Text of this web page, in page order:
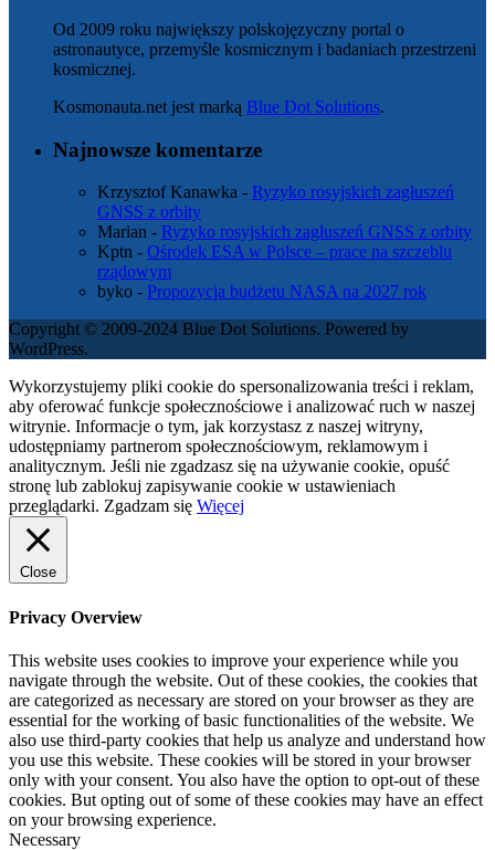
Od 2009 roku największy polskojęzyczny portal o
astronautyce, przemyśle kosmicznym i badaniach przestrzeni
kosmicznej.
Kosmonauta.net jest marką Blue Dot Solutions.
Najnowsze komentarze
Krzysztof Kanawka - Ryzyko rosyjskich zagłuszeń
GNSS z orbity
Marian - Ryzyko rosyjskich zagłuszeń GNSS z orbity
Kptn - Ośrodek ESA w Polsce – prace na szczeblu
rządowym
byko - Propozycja budżetu NASA na 2027 rok
Copyright © 2009-2024 Blue Dot Solutions. Powered by
WordPress.
Wykorzystujemy pliki cookie do spersonalizowania treści i reklam,
aby oferować funkcje społecznościowe i analizować ruch w naszej
witrynie. Informacje o tym, jak korzystasz z naszej witryny,
udostępniamy partnerom społecznościowym, reklamowym i
analitycznym. Jeśli nie zgadzasz się na używanie cookie, opuść
stronę lub zablokuj zapisywanie cookie w ustawieniach
przeglądarki. Zgadzam się Więcej
Close
Privacy Overview
This website uses cookies to improve your experience while you
navigate through the website. Out of these cookies, the cookies that
are categorized as necessary are stored on your browser as they are
essential for the working of basic functionalities of the website. We
also use third-party cookies that help us analyze and understand how
you use this website. These cookies will be stored in your browser
only with your consent. You also have the option to opt-out of these
cookies. But opting out of some of these cookies may have an effect
on your browsing experience.
Necessary